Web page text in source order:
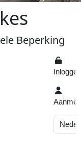
Beperking